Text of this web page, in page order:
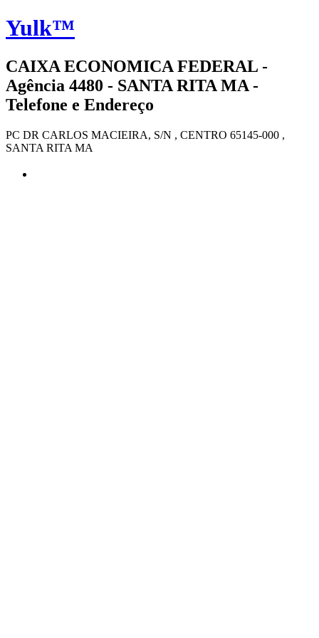
Yulk™
CAIXA ECONOMICA FEDERAL -
Agência 4480 - SANTA RITA MA -
Telefone e Endereço
PC DR CARLOS MACIEIRA, S/N , CENTRO 65145-000 ,
SANTA RITA MA